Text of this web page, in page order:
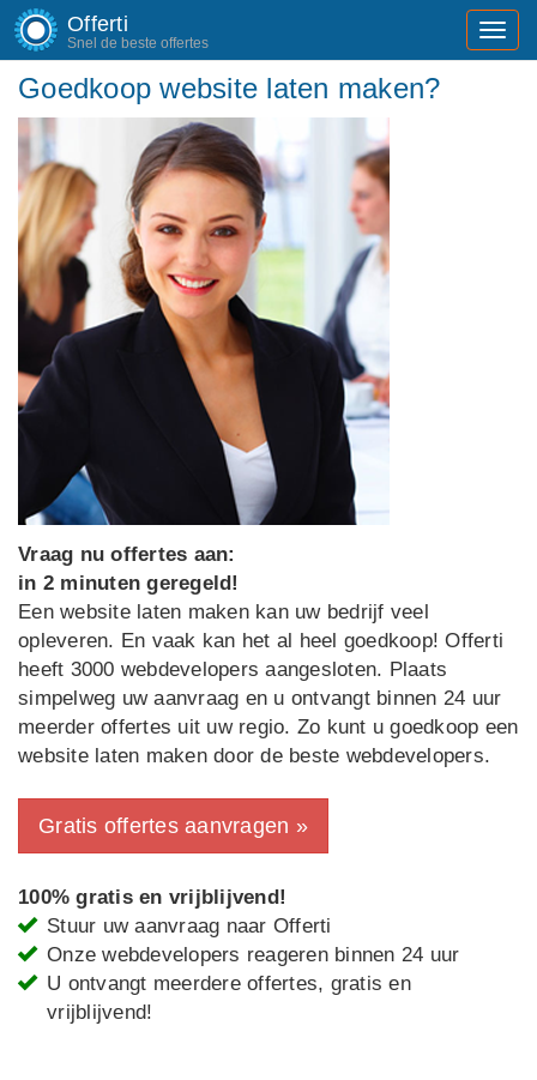
Offerti
Snel de beste offertes
Goedkoop website laten maken?
Vraag nu offertes aan:
in 2 minuten geregeld!
Een website laten maken kan uw bedrijf veel
opleveren. En vaak kan het al heel goedkoop! Offerti
heeft 3000 webdevelopers aangesloten. Plaats
simpelweg uw aanvraag en u ontvangt binnen 24 uur
meerder offertes uit uw regio. Zo kunt u goedkoop een
website laten maken door de beste webdevelopers.
Gratis offertes aanvragen »
100% gratis en vrijblijvend!
Stuur uw aanvraag naar Offerti
Onze webdevelopers reageren binnen 24 uur
U ontvangt meerdere offertes, gratis en
vrijblijvend!